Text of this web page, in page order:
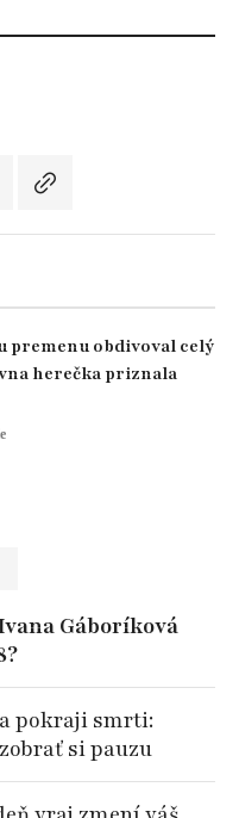
herečka priznala
Gáboríková
pokraji smrti:
si pauzu